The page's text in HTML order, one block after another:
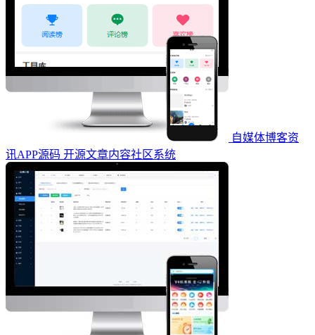
自媒体博客资
讯APP源码 开源文章内容社区系统